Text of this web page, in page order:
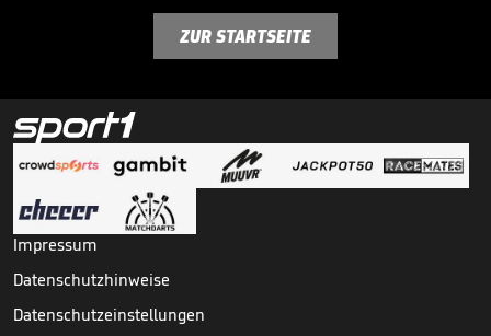
ZUR STARTSEITE
Impressum
Datenschutzhinweise
Datenschutzeinstellungen